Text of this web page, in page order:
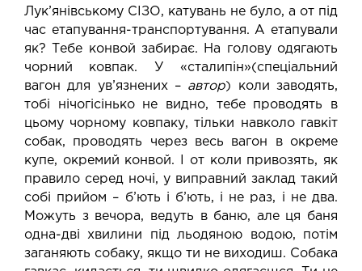
Лук’янівському СІЗО, катувань не було, а от під
час етапування-транспортування. А етапували
як? Тебе конвой забирає. На голову одягають
чорний ковпак. У «сталипін»(спеціальний
вагон для ув’язнених – автор) коли заводять,
тобі нічогісінько не видно, тебе проводять в
цьому чорному ковпаку, тільки навколо гавкіт
собак, проводять через весь вагон в окреме
купе, окремий конвой. І от коли привозять, як
правило серед ночі, у виправний заклад такий
собі прийом – б’ють і б’ють, і не раз, і не два.
Можуть з вечора, ведуть в баню, але ця баня
одна-дві хвилини під льодяною водою, потім
заганяють собаку, якщо ти не виходиш. Собака